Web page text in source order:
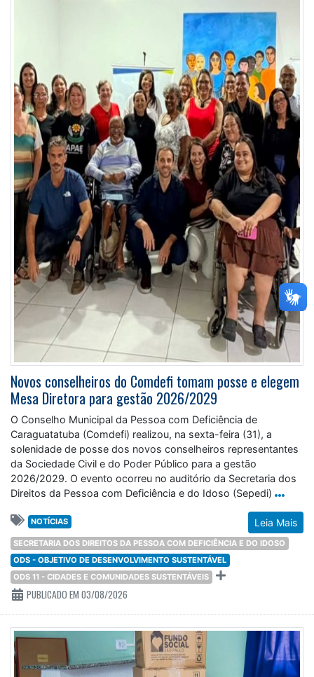
Novos conselheiros do Comdefi tomam posse e elegem
Mesa Diretora para gestão 2026/2029
O Conselho Municipal da Pessoa com Deficiência de
Caraguatatuba (Comdefi) realizou, na sexta-feira (31), a
solenidade de posse dos novos conselheiros representantes
da Sociedade Civil e do Poder Público para a gestão
2026/2029. O evento ocorreu no auditório da Secretaria dos
Direitos da Pessoa com Deficiência e do Idoso (Sepedi)
Leia Mais
NOTÍCIAS
SECRETARIA DOS DIREITOS DA PESSOA COM DEFICIÊNCIA E DO IDOSO
ODS - OBJETIVO DE DESENVOLVIMENTO SUSTENTÁVEL
ODS 11 - CIDADES E COMUNIDADES SUSTENTÁVEIS
PUBLICADO EM 03/08/2026